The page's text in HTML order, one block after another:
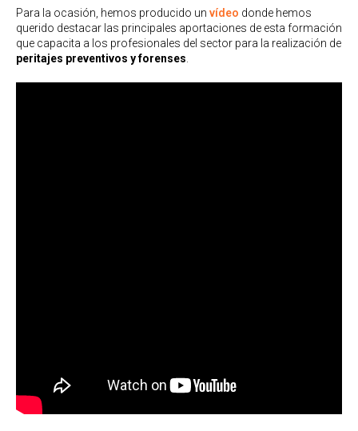
Para la ocasión, hemos producido un vídeo donde hemos
querido destacar las principales aportaciones de esta formación
que capacita a los profesionales del sector para la realización de
peritajes preventivos y forenses.